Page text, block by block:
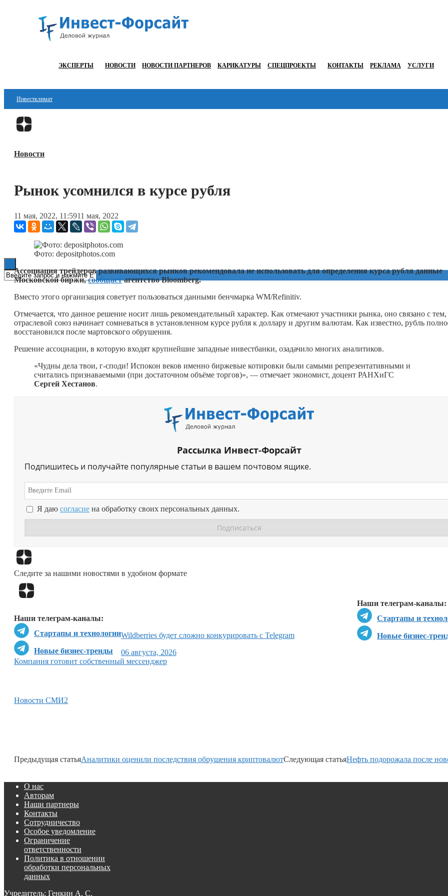
ЭКСПЕРТЫ НОВОСТИ НОВОСТИ ПАРТНЕРОВ КАРИКАТУРЫ СПЕЦПРОЕКТЫ КОНТАКТЫ РЕКЛАМА УСЛУГИ
Инвестклимат
Финансы
Блокчейн
ESG
Новости
Рынок усомнился в курсе рубля
11 мая, 2022, 11:5911 мая, 2022
Фото: depositphotos.com
Ассоциация трейдеров развивающихся рынков рекомендовала не использовать для определения курса рубля данные
Московской биржи,сообщаетагентство Bloomberg.
Вместо этого организация советует пользоваться данными бенчмарка WM/Refinitiv.
Отмечается, что данное решение носит лишь рекомендательный характер. Как отмечают участники рынка, оно связано с тем,
отраслевой союз начинает сомневаться в установленном курсе рубля к доллару и другим валютам. Как известно, рубль
восстановился после мартовского обрушения.
Решение ассоциации, в которую входят крупнейшие западные инвестбанки, озадачило многих аналитиков.
«Чудны дела твои, г-споди! Испокон веков именно биржевые котировки были самыми репрезентативными и
считались признаваемыми (при достаточном объёме торгов)», — отмечает экономист, доцент РАНХиГС
Сергей Хестанов.
Рассылка Инвест-Форсайт
Подпишитесь и получайте популярные статьи в вашем почтовом ящике.
Я даю согласие на обработку своих персональных данных.
Следите за нашими новостями в удобном формате
Наши телеграм-каналы:
Стартапы и
Новые бизнес-
Наши телеграм-каналы:
Стартапы и технологии
Новые бизнес-тренды
Wildberries будет сложно конкурировать с Telegram
06 августа, 2026
Компания готовит собственный мессенджер
Новости СМИ2
Предыдущая статьяАналитики оценили последствия обрушения криптовалютСледующая статьяНефть подорожала после
О нас
Авторам
Наши партнеры
Контакты
Сотрудничество
Особое уведомление
Ограничение
ответственности
Политика в отношении
обработки персональных
данных
Учредитель: Генкин А. С.